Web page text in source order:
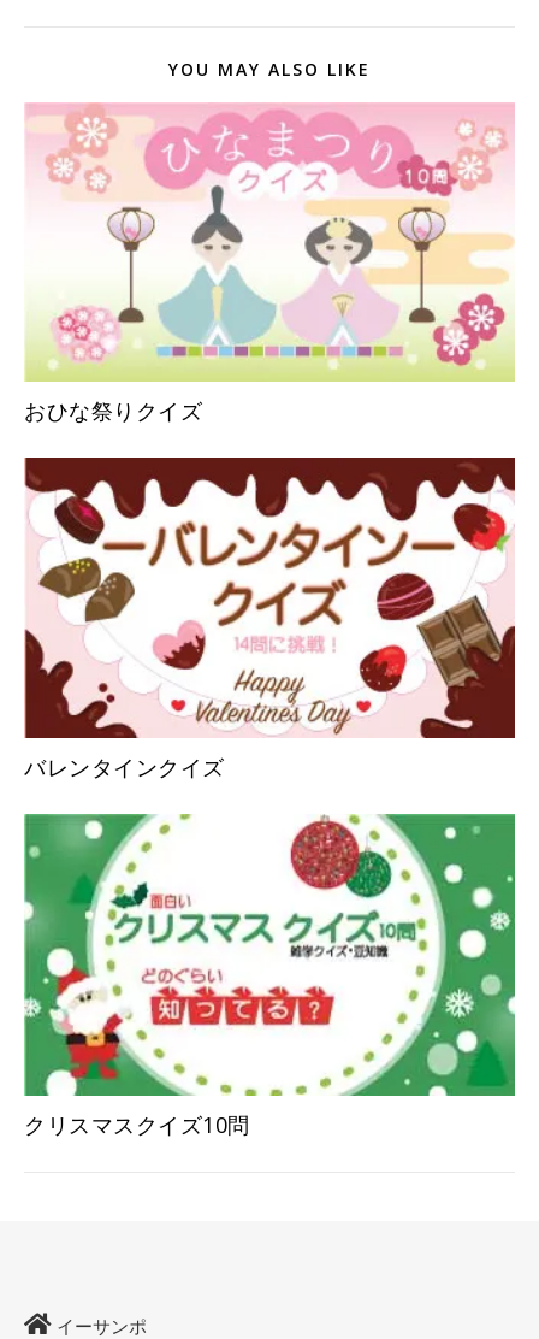
YOU MAY ALSO LIKE
おひな祭りクイズ
バレンタインクイズ
クリスマスクイズ10問
イーサンポ